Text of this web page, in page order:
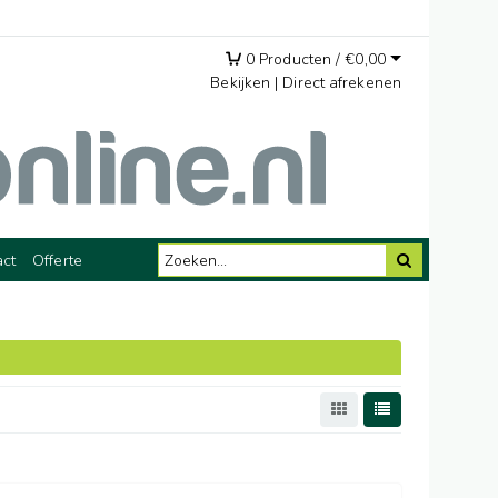
0 Producten /€0,00
Bekijken | Direct afrekenen
Offerte